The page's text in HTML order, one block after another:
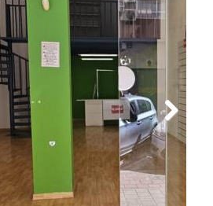
Next